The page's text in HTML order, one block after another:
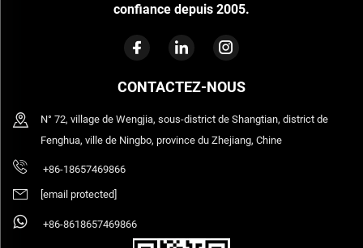
confiance depuis 2005.
CONTACTEZ-NOUS
N° 72, village de Wengjia, sous-district de Shangtian, district de
Fenghua, ville de Ningbo, province du Zhejiang, Chine
+86-18657469866
[email protected]
+86-8618657469866